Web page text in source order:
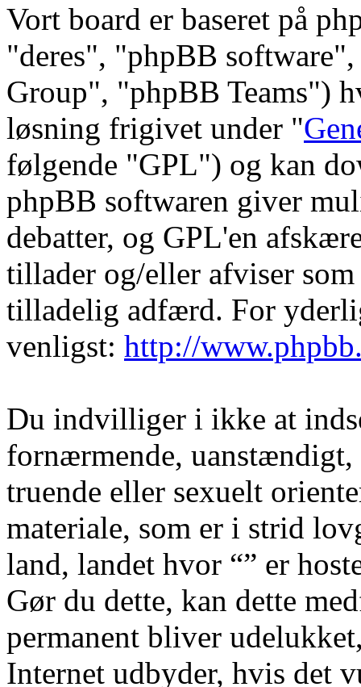
Vort board er baseret på
"deres", "phpBB
Group", "phpBB Teams")
løsning frigivet under "
følgende "GPL") og kan
phpBB softwaren giver
debatter, og GPL'en
tillader og/eller afviser
tilladelig adfærd. For
venligst: http://
Du indvilliger i ikke at
fornærmende,
truende eller sexuelt
materiale, som er i strid
land, landet hvor “” er
Gør du dette, kan dette
permanent bliver
Internet udbyder, hvis det